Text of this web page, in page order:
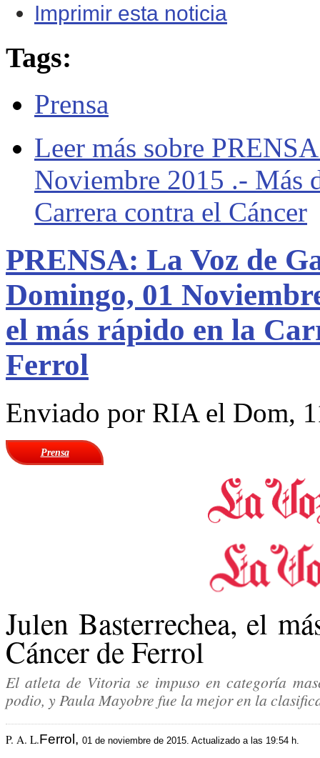
Imprimir esta noticia
Tags:
Prensa
Leer más sobre
Noviembre 2015 .- Más
Carrera contra el Cáncer
PRENSA: La Voz de
Domingo, 01
el más rápido en la
Ferrol
Enviado por RIAel Dom,
Prensa
Julen Basterrechea, el
Cáncer de Ferrol
El atleta de Vitoria se impuso en categoría
podio, y Paula Mayobre fue la mejor en la
P. A. L.Ferrol, 01 de noviembre de 2015. Actualizado a las 19:54 h.